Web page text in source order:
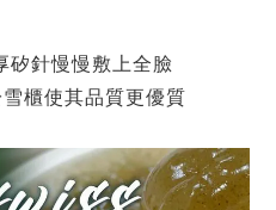
針慢慢敷上全臉
櫃使其品質更優質